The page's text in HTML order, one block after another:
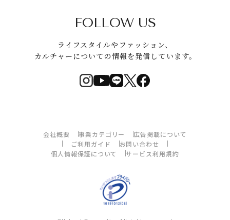
FOLLOW US
ライフスタイルやファッション、
カルチャーについての情報を発信しています。
会社概要 事業カテゴリー
広告掲載について
ご利用ガイド
お問い合わせ
個人情報保護について
サービス利用規約